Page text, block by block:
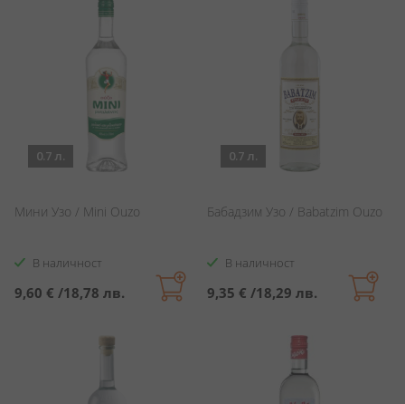
0.7 л.
Мини Узо / Mini Ouzo
В наличност
9,60 € /18,78 лв.
0.7 л.
Бабадзим Узо / Babatzim Ouzo
В наличност
9,35 € /18,29 лв.